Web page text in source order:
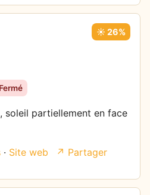
☀️ 26%
soleil partiellement en face
· Site web ↗ Partager